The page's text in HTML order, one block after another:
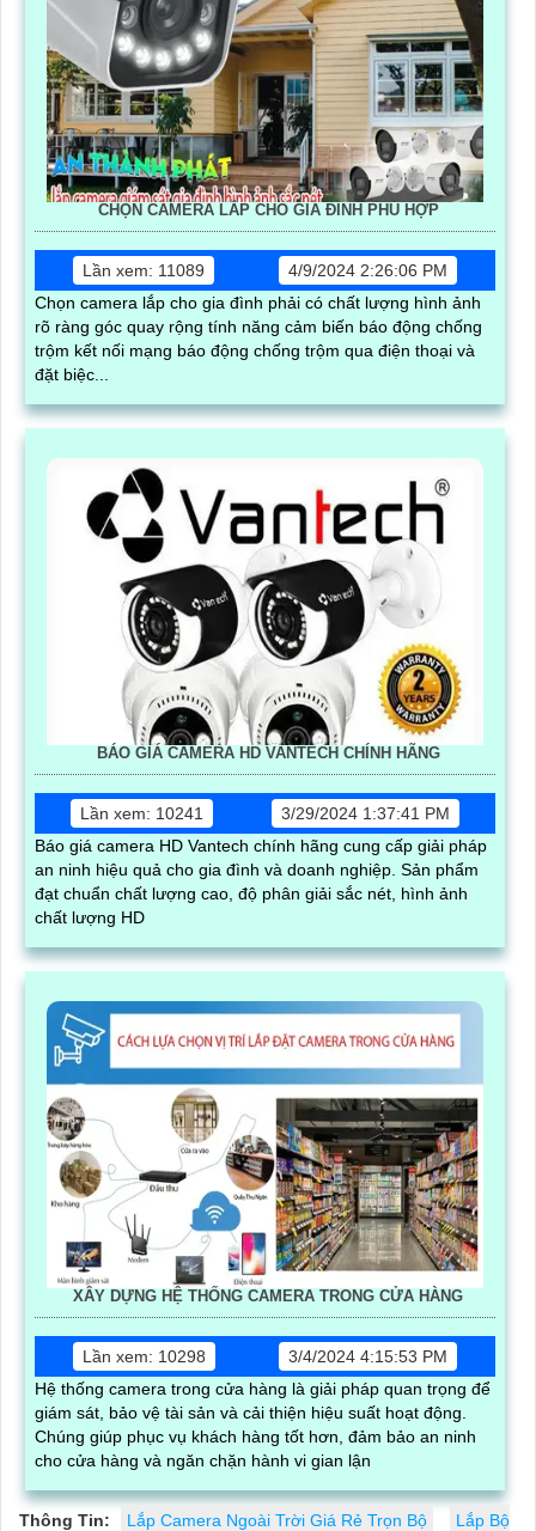
CHỌN CAMERA LẮP CHO GIA ĐÌNH PHÙ HỢP
Lần xem: 11089
4/9/2024 2:26:06 PM
Chọn camera lắp cho gia đình phải có chất lượng hình ảnh
rõ ràng góc quay rộng tính năng cảm biến báo động chống
trộm kết nối mạng báo động chống trộm qua điện thoại và
đặt biệc...
BÁO GIÁ CAMERA HD VANTECH CHÍNH HÃNG
Lần xem: 10241
3/29/2024 1:37:41 PM
Báo giá camera HD Vantech chính hãng cung cấp giải pháp
an ninh hiệu quả cho gia đình và doanh nghiệp. Sản phẩm
đạt chuẩn chất lượng cao, độ phân giải sắc nét, hình ảnh
chất lượng HD
XÂY DỰNG HỆ THỐNG CAMERA TRONG CỬA HÀNG
Lần xem: 10298
3/4/2024 4:15:53 PM
Hệ thống camera trong cửa hàng là giải pháp quan trọng để
giám sát, bảo vệ tài sản và cải thiện hiệu suất hoạt động.
Chúng giúp phục vụ khách hàng tốt hơn, đảm bảo an ninh
cho cửa hàng và ngăn chặn hành vi gian lận
Thông Tin: Lắp Camera Ngoài Trời Giá Rẻ Trọn Bộ
Lắp Bộ